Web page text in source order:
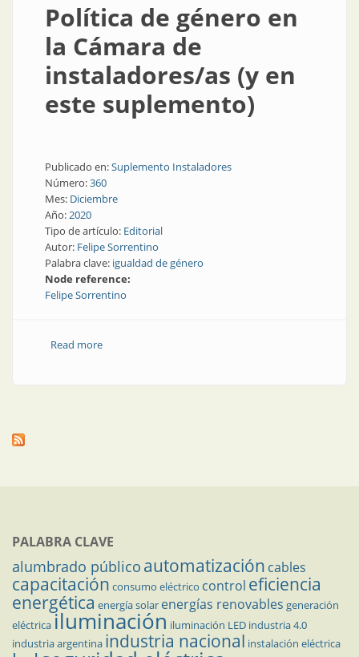
Política de género en
la Cámara de
instaladores/as (y en
este suplemento)
Publicado en:Suplemento Instaladores
Número:360
Mes: Diciembre
Año:2020
Tipo de artículo: Editorial
Autor: Felipe Sorrentino
Palabra clave: igualdad de género
Node reference:
Felipe Sorrentino
Read moreabout Política de género en la Cámara de
PALABRA CLAVE
alumbrado público automatización cables
capacitación consumo eléctrico control eficiencia
energética energía solar energías renovables generación
eléctricailuminación iluminación LED industria 4.0
industria argentina industria nacional instalación eléctrica